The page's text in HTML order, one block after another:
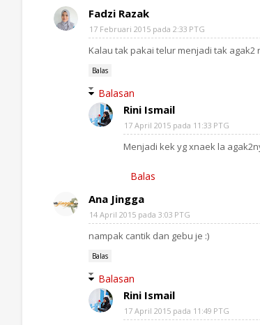
Fadzi Razak
17 Februari 2015 pada 2:33 PTG
Kalau tak pakai telur menjadi tak agak2
Balas
Balasan
Rini Ismail
17 April 2015 pada 11:33 PTG
Menjadi kek yg xnaek la
Balas
Ana Jingga
14 April 2015 pada 3:03 PTG
nampak cantik dan gebu je :)
Balas
Balasan
Rini Ismail
17 April 2015 pada 11:49 PTG